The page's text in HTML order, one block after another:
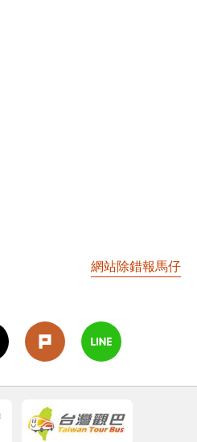
網站除錯報馬仔